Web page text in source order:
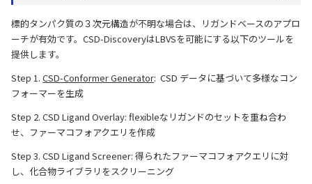
標的タンパク質の３次元構造が不明な場合は、リガンドベースのアプロ
ーチが有効です。CSD-DiscoveryはLBVSを可能にする以下のツールを
提供します。
Step 1.CSD-Conformer Generator: CSD データに基づいて多様なコン
フォーマーを生成
Step 2. CSD Ligand Overlay: flexibleなリガンドのセットを重ね合わ
せ、ファーマコフォアクエリを作成
Step 3. CSD Ligand Screener: 得られたファーマコフォアクエリに対
し、化合物ライブラリをスクリーニング